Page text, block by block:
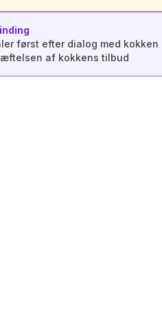
først efter dialog med kokken
af kokkens tilbud